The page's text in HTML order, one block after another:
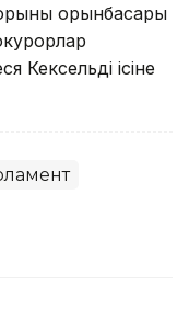
орынбасары
Кексельдің ісіне